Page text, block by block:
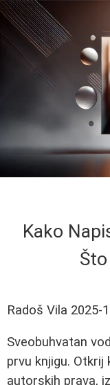
Kako
Radoš Vila 2025-
Sveobuhvatan
prvu knjigu.
autorskih prava,